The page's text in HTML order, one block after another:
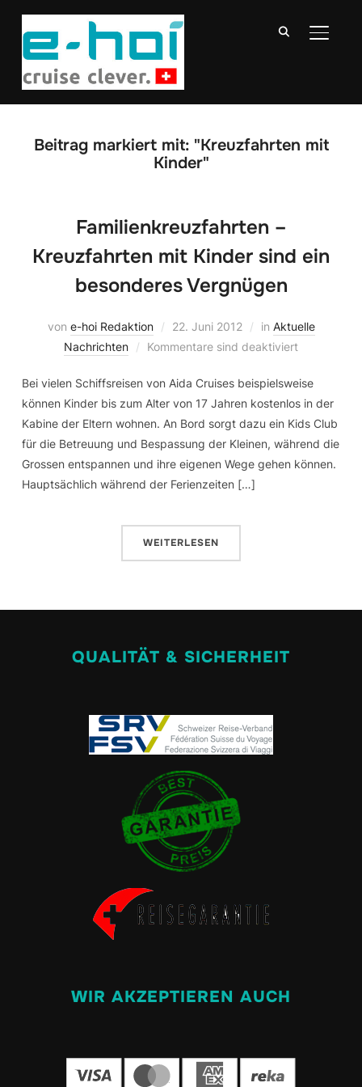
Beitrag markiert mit: "Kreuzfahrten mit
Kinder"
Familienkreuzfahrten –
Kreuzfahrten mit Kinder sind ein
besonderes Vergnügen
von e-hoi Redaktion 22. Juni 2012 in Aktuelle
Nachrichten
Kommentare sind deaktiviert
Bei vielen Schiffsreisen von Aida Cruises beispielsweise
können Kinder bis zum Alter von 17 Jahren kostenlos in der
Kabine der Eltern wohnen. An Bord sorgt dazu ein Kids Club
für die Betreuung und Bespassung der Kleinen, während die
Grossen entspannen und ihre eigenen Wege gehen können.
Hauptsächlich während der Ferienzeiten […]
WEITERLESEN
QUALITÄT & SICHERHEIT
WIR AKZEPTIEREN AUCH